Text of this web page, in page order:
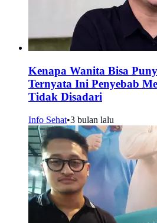
Kenapa Wanita Bisa
Ternyata Ini Penyebab
Tidak Disadari
Info Sehat•3 bulan lalu